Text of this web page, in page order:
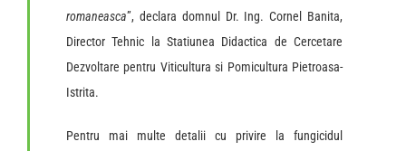
romaneasca”, declara domnul Dr. Ing. Cornel Banita,
Director Tehnic la Statiunea Didactica de Cercetare
Dezvoltare pentru Viticultura si Pomicultura Pietroasa-
Istrita.
Pentru mai multe detalii cu privire la fungicidul